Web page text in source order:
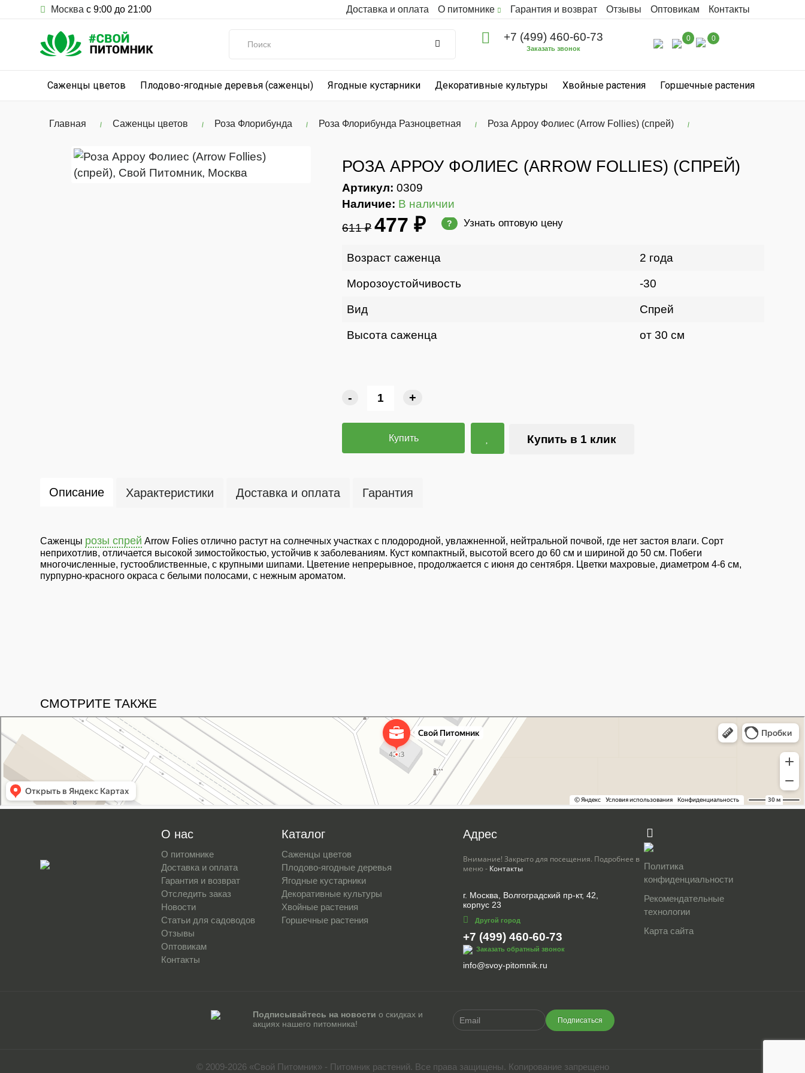
Москва с 9:00 до 21:00 Доставка и оплата О питомнике Гарантия и возврат Отзывы Оптовикам Контакты
+7 (499) 460-60-73
Заказать звонок
0 0
Саженцы цветов Плодово-ягодные деревья (саженцы) Ягодные кустарники Декоративные культуры Хвойные растения Горшечные растения
Главная Саженцы цветов Роза Флорибунда Роза Флорибунда Разноцветная Роза Арроу Фолиес (Arrow Follies) (спрей)
РОЗА АРРОУ ФОЛИЕС (ARROW FOLLIES) (СПРЕЙ)
Артикул: 0309
Наличие: В наличии
611 ₽ 477 ₽ ? Узнать оптовую цену
Возраст саженца 2 года
Морозоустойчивость -30
Вид Спрей
Высота саженца от 30 см
- +
Купить Купить в 1 клик
Описание Характеристики Доставка и оплата Гарантия
Саженцы розы спрей Arrow Folies отлично растут на солнечных участках с плодородной, увлажненной, нейтральной почвой, где нет застоя влаги. Сорт
неприхотлив, отличается высокой зимостойкостью, устойчив к заболеваниям. Куст компактный, высотой всего до 60 см и шириной до 50 см. Побеги
многочисленные, густооблиственные, с крупными шипами. Цветение непрерывное, продолжается с июня до сентября. Цветки махровые, диаметром 4-6 см,
пурпурно-красного окраса с белыми полосами, с нежным ароматом.
СМОТРИТЕ ТАКЖЕ
Питомник растений в Москве
Садовый центр в Москве
О нас
О питомнике
Доставка и оплата
Гарантия и возврат
Отследить заказ
Новости
Статьи для садоводов
Отзывы
Оптовикам
Контакты
Каталог
Саженцы цветов
Плодово-ягодные деревья
Ягодные кустарники
Декоративные культуры
Хвойные растения
Горшечные растения
Адрес
Внимание! Закрыто для посещения. Подробнее в
меню - Контакты
г. Москва, Волгоградский пр-кт, 42,
корпус 23
Другой город
+7 (499) 460-60-73
Заказать обратный звонок
info@svoy-pitomnik.ru
Политика
конфиденциальности
Рекомендательные
технологии
Карта сайта
Подписывайтесь на новости о скидках и
акциях нашего питомника!
Подписаться
© 2009-2026 «Свой Питомник» - Питомник растений. Все права защищены. Копирование запрещено